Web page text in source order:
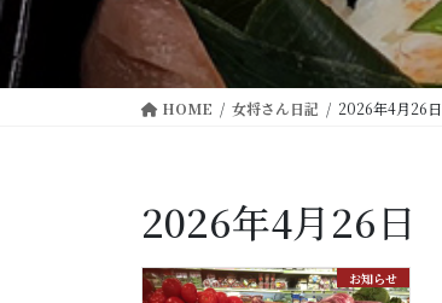
HOME 女将さん日記 2026年4月26日
2026年4月26日
お知らせ